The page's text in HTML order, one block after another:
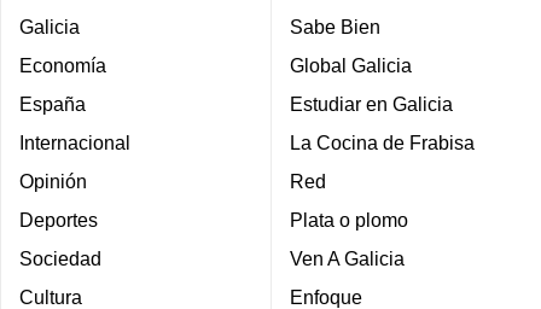
Galicia
Economía
España
Internacional
Opinión
Deportes
Sociedad
Cultura
Sabe Bien
Global Galicia
Estudiar en Galicia
La Cocina de Frabisa
Red
Plata o plomo
Ven A Galicia
Enfoque